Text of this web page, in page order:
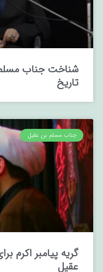
شناخت جناب مسلم
تاریخ
جناب مسلم بن عقیل
گریه پیامبر اکرم
عقیل